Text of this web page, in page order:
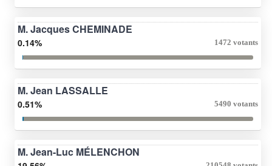
M. Jacques CHEMINADE
0.14% 1472 votants
M. Jean LASSALLE
0.51% 5490 votants
M. Jean-Luc MÉLENCHON